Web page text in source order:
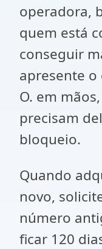
operadora,
quem está
conseguir
apresente o
O. em
precisam
bloqueio.
Quando
novo,
número
ficar 120